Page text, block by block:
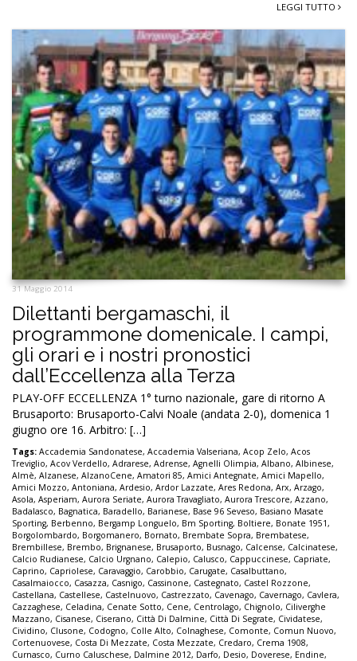
LEGGI TUTTO
31 Maggio 2014
Dilettanti bergamaschi, il
programmone domenicale. I campi,
gli orari e i nostri pronostici
dall’Eccellenza alla Terza
PLAY-OFF ECCELLENZA 1° turno nazionale, gare di ritorno A
Brusaporto: Brusaporto-Calvi Noale (andata 2-0), domenica 1
giugno ore 16. Arbitro: […]
Tags: Accademia Sandonatese, Accademia Valseriana, Acop Zelo, Acos
Treviglio, Acov Verdello, Adrarese, Adrense, Agnelli Olimpia, Albano, Albinese,
Almè, Alzanese, AlzanoCene, Amatori 85, Amici Antegnate, Amici Mapello,
Amici Mozzo, Antoniana, Ardesio, Ardor Lazzate, Ares Redona, Arx, Arzago,
Asola, Asperiam, Aurora Seriate, Aurora Travagliato, Aurora Trescore, Azzano,
Badalasco, Bagnatica, Baradello, Barianese, Base 96 Seveso, Basiano Masate
Sporting, Berbenno, Bergamp Longuelo, Bm Sporting, Boltiere, Bonate 1951,
Borgolombardo, Borgomanero, Bornato, Brembate Sopra, Brembatese,
Brembillese, Brembo, Brignanese, Brusaporto, Busnago, Calcense, Calcinatese,
Calcio Rudianese, Calcio Urgnano, Calepio, Calusco, Cappuccinese, Capriate,
Caprino, Capriolese, Caravaggio, Carobbio, Carugate, Casalbuttano,
Casalmaiocco, Casazza, Casnigo, Cassinone, Castegnato, Castel Rozzone,
Castellana, Castellese, Castelnuovo, Castrezzato, Cavenago, Cavernago, Cavlera,
Cazzaghese, Celadina, Cenate Sotto, Cene, Centrolago, Chignolo, Ciliverghe
Mazzano, Cisanese, Ciserano, Città Di Dalmine, Città Di Segrate, Cividatese,
Cividino, Clusone, Codogno, Colle Alto, Colnaghese, Comonte, Comun Nuovo,
Cortenuovese, Costa Di Mezzate, Costa Mezzate, Credaro, Crema 1908,
Curnasco, Curno Caluschese, Dalmine 2012, Darfo, Desio, Doverese, Endine,